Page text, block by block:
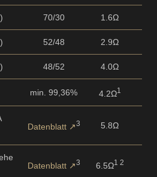
70/30 1.6Ω
52/48 2.9Ω
48/52 4.0Ω
min. 99,36% 4.2Ω1
Datenblatt 3 5.8Ω
Datenblatt 3 6.5Ω1 2